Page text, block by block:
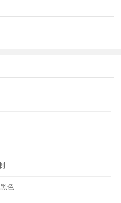
色